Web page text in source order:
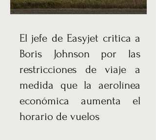
El jefe de Easyjet critica a
Boris Johnson por las
restricciones de viaje a
medida que la aerolínea
económica aumenta el
horario de vuelos